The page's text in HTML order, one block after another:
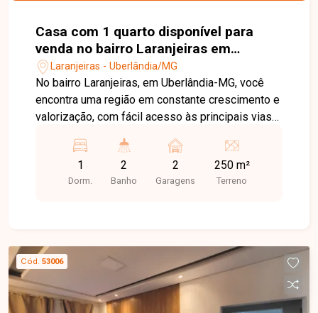
Casa com 1 quarto disponível para
venda no bairro Laranjeiras em
Uberlândia MG
Laranjeiras - Uberlândia/MG
No bairro Laranjeiras, em Uberlândia-MG, você
encontra uma região em constante crescimento e
valorização, com fácil acesso às principais vias
além de contar com infraestrutura em expansão e
diversos comércios nas proximidades. Casa
disponível para venda, ideal para eventos e
banheiros, despensa e sistema de câmeras de
segurança, oferecendo conforto, praticidade e
tranquilidade para receber familiares e amigos.
Uma excelente oportunidade para quem busca
1
Dorm.
2
Banho
2
Garagens
250 m²
Terreno
Cód. 53006